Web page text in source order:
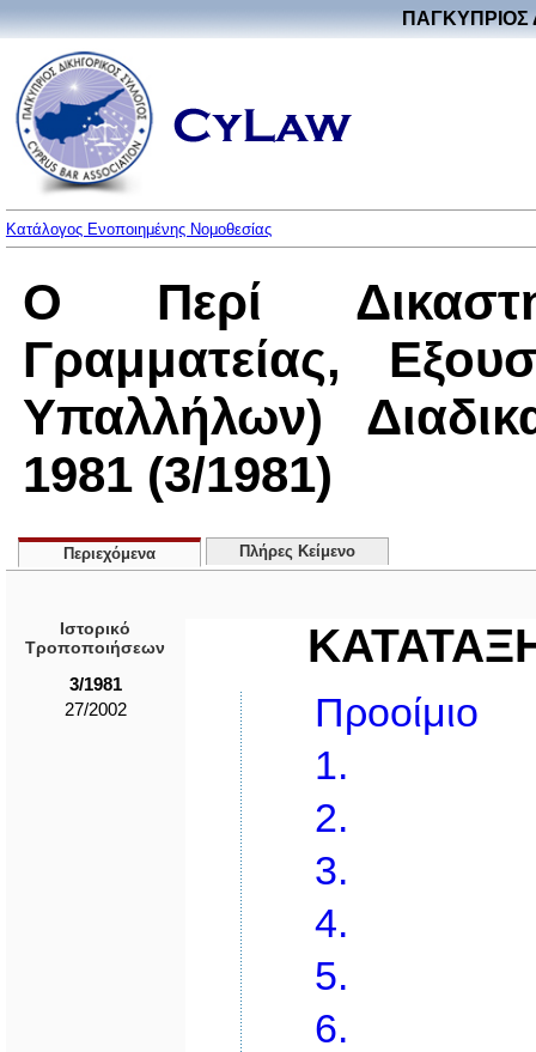
ΠΑΓΚΥΠΡΙΟΣ
Κατάλογος Ενοποιημένης Νομοθεσίας
Ο Περί
Γραμματείας,
Υπαλλήλων)
1981 (3/1981)
Περιεχόμενα Πλήρες Κείμενο
Ιστορικό
Τροποποιήσεων
3/1981
27/2002
Προοίμιο
1.
2.
3.
4.
5.
6.